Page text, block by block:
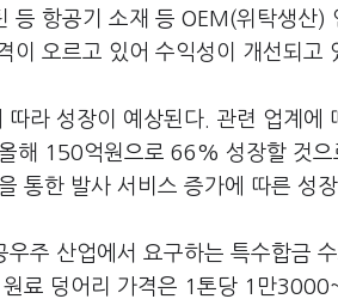
항공기 소재 등 OEM(위탁생산)
이 오르고 있어 수익성이 개선되고
라 성장이 예상된다. 관련 업계에
해 150억원으로 66% 성장할 것으
통한 발사 서비스 증가에 따른 성장
주 산업에서 요구하는 특수합금
료 덩어리 가격은 1톤당 1만